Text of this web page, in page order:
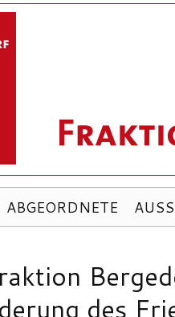
ABGEORDNETE
des